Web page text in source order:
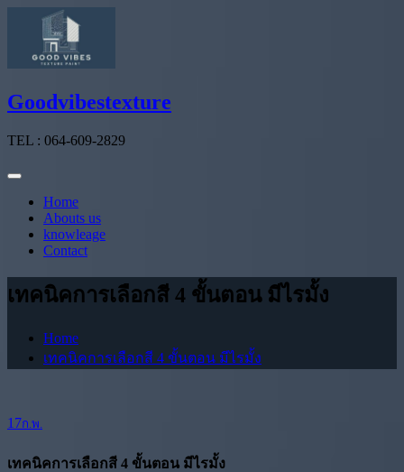
content
Goodvibestexture
TEL : 064-609-2829
Home
Abouts us
knowleage
Contact
เทคนิคการเลือกสี 4 ขั้นตอน มีไรมั้ง
Home
เทคนิคการเลือกสี 4 ขั้นตอน มีไรมั้ง
17ก.พ.
เทคนิคการเลือกสี 4 ขั้นตอน มีไรมั้ง